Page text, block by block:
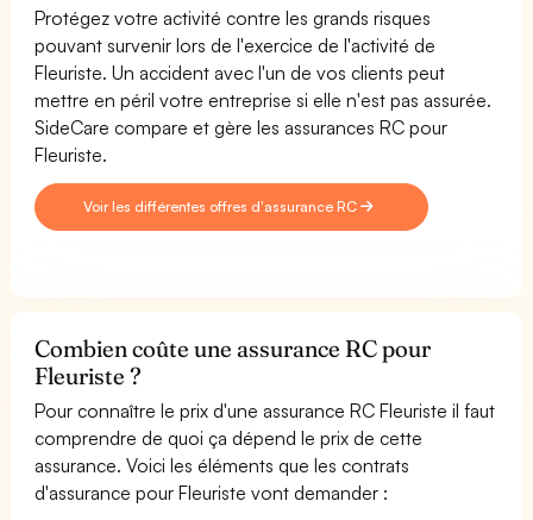
Protégez votre activité contre les grands risques
pouvant survenir lors de l'exercice de l'activité de
Fleuriste. Un accident avec l'un de vos clients peut
mettre en péril votre entreprise si elle n'est pas assurée.
SideCare compare et gère les assurances RC pour
Fleuriste.
Voir les différentes offres d'assurance RC
Combien coûte une assurance RC pour
Fleuriste ?
Pour connaître le prix d'une assurance RC Fleuriste il faut
comprendre de quoi ça dépend le prix de cette
assurance. Voici les éléments que les contrats
d'assurance pour Fleuriste vont demander :